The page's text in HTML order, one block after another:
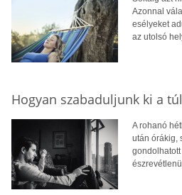
Azonnal
esélyeket
az utolsó
Hogyan szabaduljunk ki a
A rohanó
után órákig,